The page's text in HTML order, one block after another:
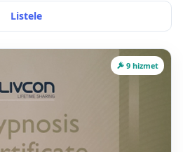
Listele
9 hizmet